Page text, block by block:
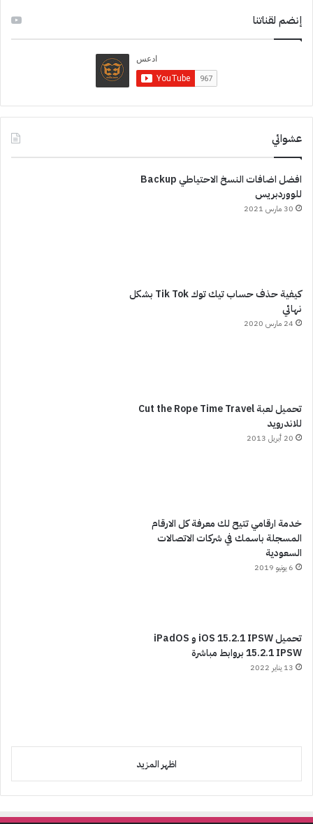
إنضم لقناتنا
عشوائي
افضل اضافات النسخ الاحتياطي Backup
للووردبريس
30 مارس 2021
كيفية حذف حساب تيك توك Tik Tok بشكل
نهائي
24 مارس 2020
تحميل لعبة Cut the Rope Time Travel
للاندرويد
20 أبريل 2013
خدمة ارقامي تتيح لك معرفة كل الارقام
المسجلة باسمك في شركات الاتصالات
السعودية
6 يونيو 2019
تحميل iOS 15.2.1 IPSW و iPadOS
15.2.1 IPSW بروابط مباشرة
13 يناير 2022
اظهر المزيد